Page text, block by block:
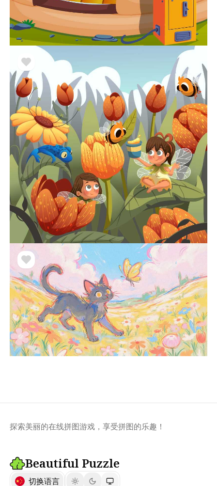
探索美丽的在线拼图游戏，享受拼图的乐趣！
Beautiful Puzzle
切换语言